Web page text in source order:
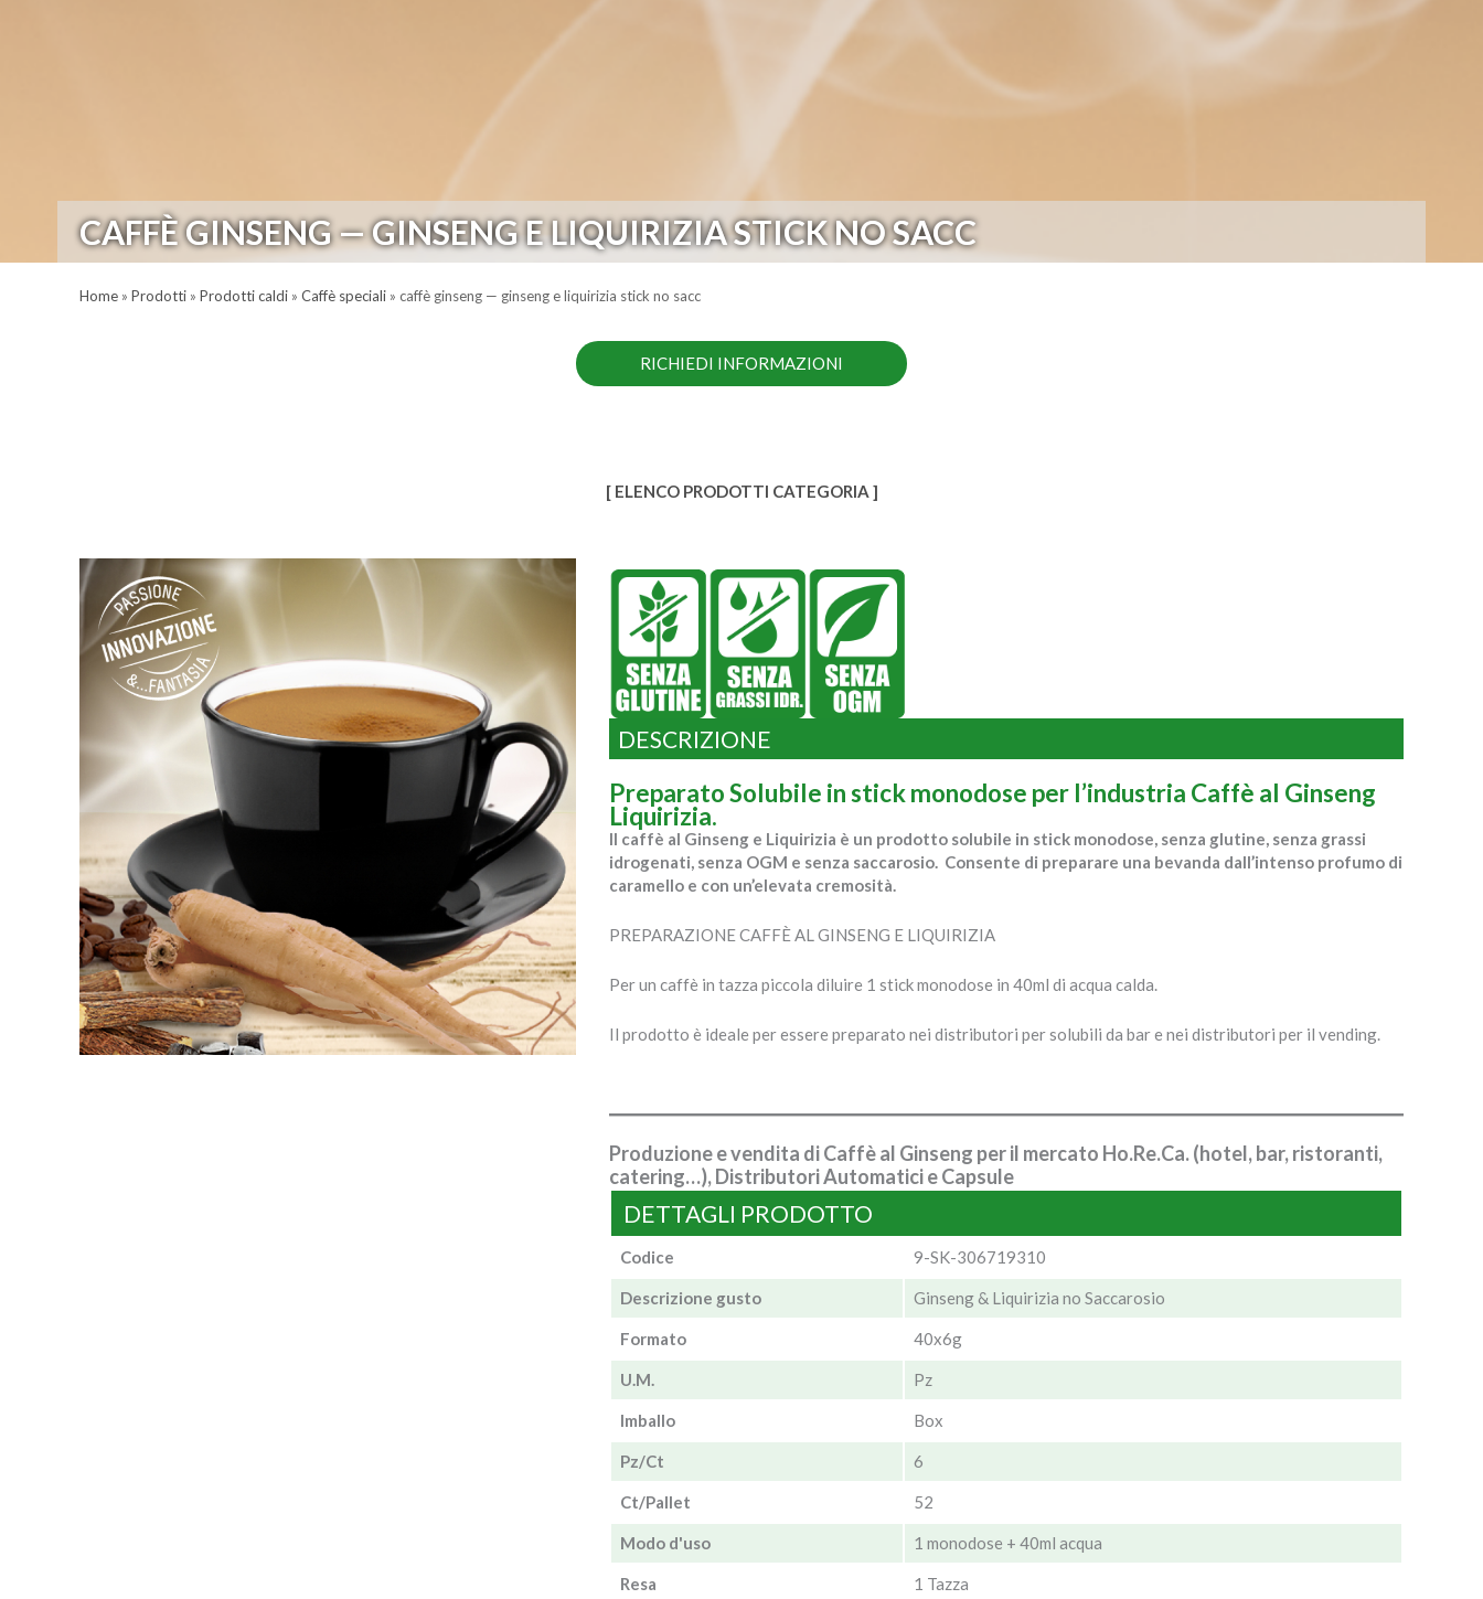
CAFFÈ GINSENG — GINSENG E LIQUIRIZIA STICK NO SACC
Home » Prodotti » Prodotti caldi » Caffè speciali » caffè ginseng — ginseng e liquirizia stick no sacc
RICHIEDI INFORMAZIONI
[ ELENCO PRODOTTI CATEGORIA ]
DESCRIZIONE
Preparato Solubile in stick monodose per l’industria Caffè al Ginseng
Liquirizia.
Il caffè al Ginseng e Liquirizia è un prodotto solubile in stick monodose, senza glutine, senza grassi
idrogenati, senza OGM e senza saccarosio. Consente di preparare una bevanda dall’intenso profumo di
caramello e con un’elevata cremosità.
PREPARAZIONE CAFFÈ AL GINSENG E LIQUIRIZIA
Per un caffè in tazza piccola diluire 1 stick monodose in 40ml di acqua calda.
Il prodotto è ideale per essere preparato nei distributori per solubili da bar e nei distributori per il vending.
Produzione e vendita di Caffè al Ginseng per il mercato Ho.Re.Ca. (hotel, bar, ristoranti,
catering…), Distributori Automatici e Capsule
DETTAGLI PRODOTTO
Codice 9-SK-306719310
Descrizione gusto Ginseng & Liquirizia no Saccarosio
Formato 40x6g
U.M. Pz
Imballo Box
Pz/Ct 6
Ct/Pallet 52
Modo d'uso 1 monodose + 40ml acqua
Resa 1 Tazza